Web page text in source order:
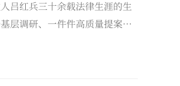
吕红兵三十余载法律生涯的生
层调研、一件件高质量提案、